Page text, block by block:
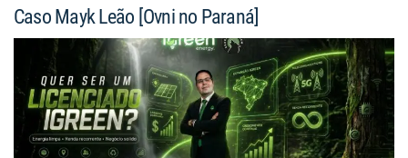
Caso Mayk Leão [Ovni no Paraná]